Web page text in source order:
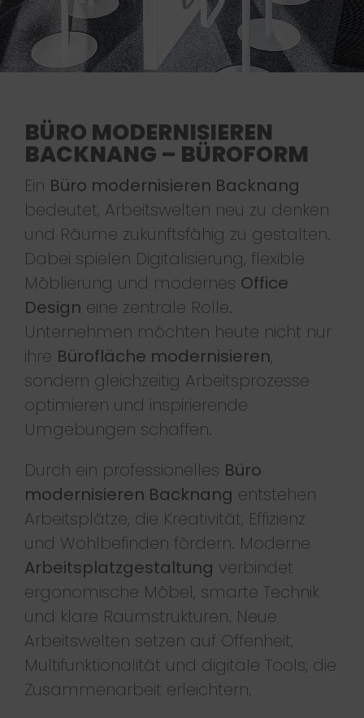
BÜRO MODERNISIEREN
BACKNANG – BÜROFORM
Ein Büro modernisieren Backnang
bedeutet, Arbeitswelten neu zu denken
und Räume zukunftsfähig zu gestalten.
Dabei spielen Digitalisierung, flexible
Möblierung und modernes Office
Design eine zentrale Rolle.
Unternehmen möchten heute nicht nur
ihre Bürofläche modernisieren,
sondern gleichzeitig Arbeitsprozesse
optimieren und inspirierende
Umgebungen schaffen.
Durch ein professionelles Büro
modernisieren Backnang entstehen
Arbeitsplätze, die Kreativität, Effizienz
und Wohlbefinden fördern. Moderne
Arbeitsplatzgestaltung verbindet
ergonomische Möbel, smarte Technik
und klare Raumstrukturen. Neue
Arbeitswelten setzen auf Offenheit,
Multifunktionalität und digitale Tools, die
Zusammenarbeit erleichtern.